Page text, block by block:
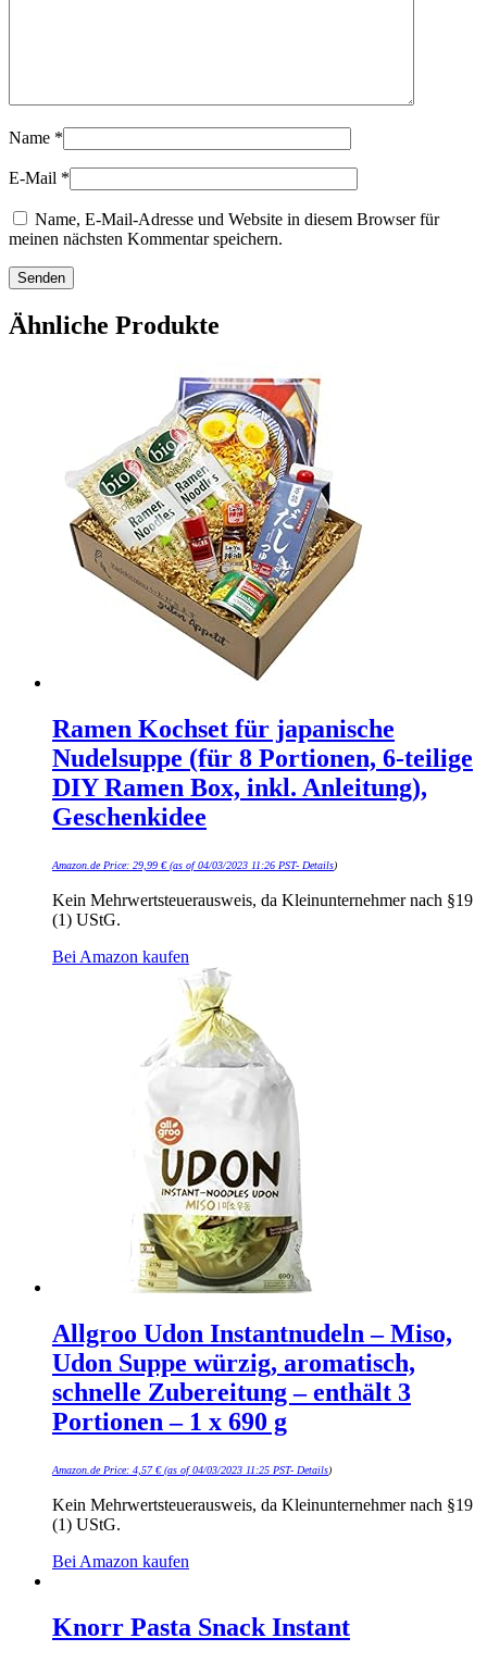
Name *
E-Mail *
Name, E-Mail-Adresse und Website in diesem Browser für
meinen nächsten Kommentar speichern.
Ähnliche Produkte
Ramen Kochset für japanische
Nudelsuppe (für 8 Portionen, 6-teilige
DIY Ramen Box, inkl. Anleitung),
Geschenkidee
Amazon.de Price: 29,99 €(as of 04/03/2023 11:26 PST- Details)
Kein Mehrwertsteuerausweis, da Kleinunternehmer nach §19
(1) UStG.
Bei Amazon kaufen
Allgroo Udon Instantnudeln – Miso,
Udon Suppe würzig, aromatisch,
schnelle Zubereitung – enthält 3
Portionen – 1 x 690 g
Amazon.de Price: 4,57€(as of 04/03/2023 11:25 PST- Details)
Kein Mehrwertsteuerausweis, da Kleinunternehmer nach §19
(1) UStG.
Bei Amazon kaufen
Knorr Pasta Snack Instant